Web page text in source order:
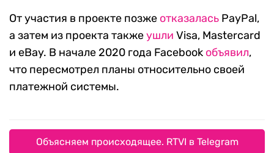
От участия в проекте позже отказалась PayPal,
а затем из проекта такжеушли Visa, Mastercard
и eBay. В начале 2020 года Facebook объявил,
что пересмотрел планы относительно своей
платежной системы.
Объясняем происходящее. RTVI в Telegram